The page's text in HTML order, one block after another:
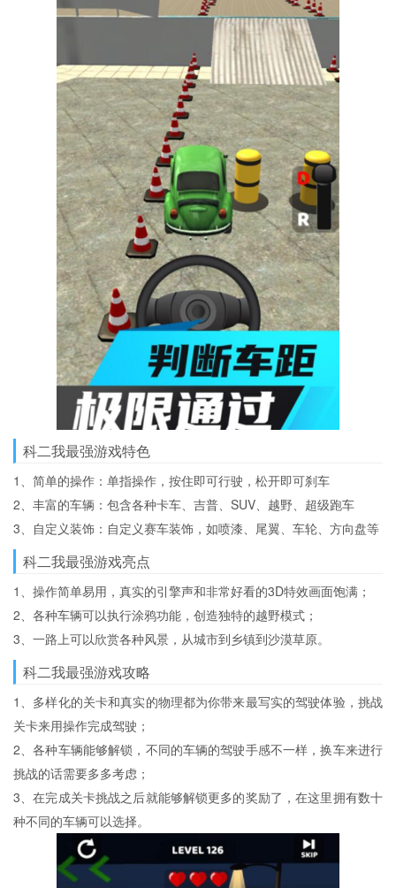
科二我最强游戏特色
1、简单的操作：单指操作，按住即可行驶，松开即可刹车
2、丰富的车辆：包含各种卡车、吉普、SUV、越野、超级跑车
3、自定义装饰：自定义赛车装饰，如喷漆、尾翼、车轮、方向盘等
科二我最强游戏亮点
1、操作简单易用，真实的引擎声和非常好看的3D特效画面饱满；
2、各种车辆可以执行涂鸦功能，创造独特的越野模式；
3、一路上可以欣赏各种风景，从城市到乡镇到沙漠草原。
科二我最强游戏攻略
1、多样化的关卡和真实的物理都为你带来最写实的驾驶体验，挑战
关卡来用操作完成驾驶；
2、各种车辆能够解锁，不同的车辆的驾驶手感不一样，换车来进行
挑战的话需要多多考虑；
3、在完成关卡挑战之后就能够解锁更多的奖励了，在这里拥有数十
种不同的车辆可以选择。